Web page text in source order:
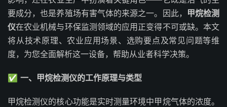
要成分，也是养殖场有害气体的来源之一。因此， 甲烷检测
仪在农业机械与环保监测领域的应用正变得不可或缺。本文
将从技术原理、农业应用场景、选购要点及常见问题等维
度，为您全面解析这一设备，帮助从业者科学决策。
✅ 一、甲烷检测仪的工作原理与类型
甲烷检测仪的核心功能是实时测量环境中甲烷气体的浓度。